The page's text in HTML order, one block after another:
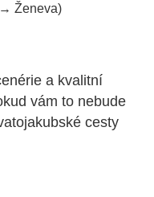
Ženeva)
a kvalitní
vám to nebude
cesty